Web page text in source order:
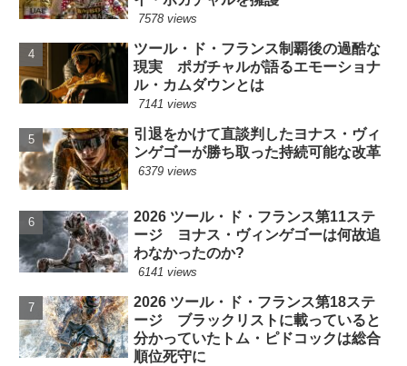
7578 views
ツール・ド・フランス制覇後の過酷な
現実 ポガチャルが語るエモーショナ
ル・カムダウンとは
7141 views
引退をかけて直談判したヨナス・ヴィ
ンゲゴーが勝ち取った持続可能な改革
6379 views
2026 ツール・ド・フランス第11ステ
ージ ヨナス・ヴィンゲゴーは何故追
わなかったのか?
6141 views
2026 ツール・ド・フランス第18ステ
ージ ブラックリストに載っていると
分かっていたトム・ピドコックは総合
順位死守に